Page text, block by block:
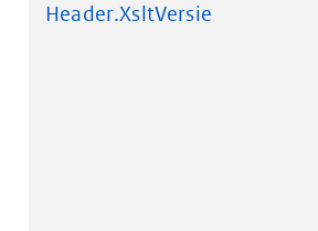
Header.XsltVersie